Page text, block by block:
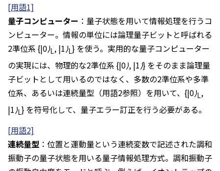
[用語1]
量子コンピューター ：量子状態を用いて情報処理を行うコ
ンピューター。情報の単位には論理量子ビットと呼ばれる
2準位系 {|0⟩L, |1⟩L} を使う。実用的な量子コンピューター
の実現には、物理的な2準位系 {|0⟩, |1⟩} をそのまま論理量
子ビットとして用いるのではなく、多数の2準位系や多準
位系、あるいは連続量型（用語2参照）を用いて、 {|0⟩L,
|1⟩L} を符号化して、量子エラー訂正を行う必要がある。
[用語2]
連続量型 ：位置と運動量という連続変数で記述された調和
振動子の量子状態を用いる量子情報処理方式。調和振動子